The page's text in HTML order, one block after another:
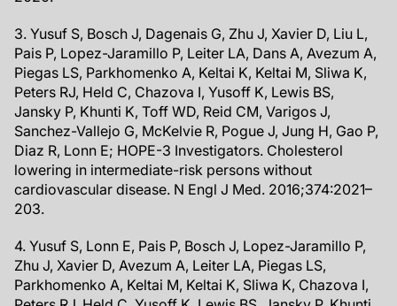
3. Yusuf S, Bosch J, Dagenais G, Zhu J, Xavier D, Liu L,
Pais P, Lopez-Jaramillo P, Leiter LA, Dans A, Avezum A,
Piegas LS, Parkhomenko A, Keltai K, Keltai M, Sliwa K,
Peters RJ, Held C, Chazova I, Yusoff K, Lewis BS,
Jansky P, Khunti K, Toff WD, Reid CM, Varigos J,
Sanchez-Vallejo G, McKelvie R, Pogue J, Jung H, Gao P,
Diaz R, Lonn E; HOPE-3 Investigators. Cholesterol
lowering in intermediate-risk persons without
cardiovascular disease. N Engl J Med. 2016;374:2021–
203.
4. Yusuf S, Lonn E, Pais P, Bosch J, Lopez-Jaramillo P,
Zhu J, Xavier D, Avezum A, Leiter LA, Piegas LS,
Parkhomenko A, Keltai M, Keltai K, Sliwa K, Chazova I,